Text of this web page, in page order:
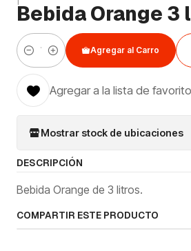
Bebida Orange 3
Cantidad
Agregar al Carro
Agregar a la lista de
Mostrar stock de ubicaciones
DESCRIPCIÓN
Bebida Orange de 3 litros.
COMPARTIR ESTE PRODUCTO